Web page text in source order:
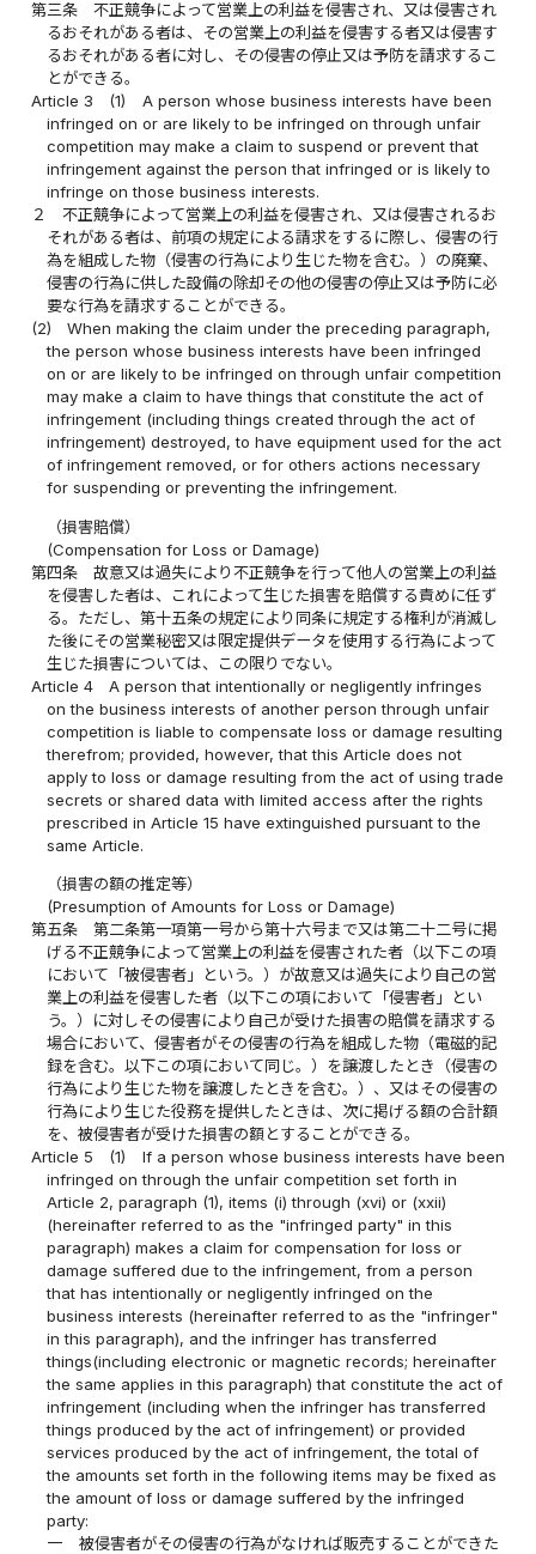
第三条
不正競争によって営業上の利益を侵害され、又は侵害され
るおそれがある者は、その営業上の利益を侵害する者又は侵害す
るおそれがある者に対し、その侵害の停止又は予防を請求するこ
とができる。
Article 3
(1)
A person whose business interests have been
infringed on or are likely to be infringed on through unfair
competition may make a claim to suspend or prevent that
infringement against the person that infringed or is likely to
infringe on those business interests.
２
不正競争によって営業上の利益を侵害され、又は侵害されるお
それがある者は、前項の規定による請求をするに際し、侵害の行
為を組成した物（侵害の行為により生じた物を含む。）の廃棄、
侵害の行為に供した設備の除却その他の侵害の停止又は予防に必
要な行為を請求することができる。
(2)
When making the claim under the preceding paragraph,
the person whose business interests have been infringed
on or are likely to be infringed on through unfair competition
may make a claim to have things that constitute the act of
infringement (including things created through the act of
infringement) destroyed, to have equipment used for the act
of infringement removed, or for others actions necessary
for suspending or preventing the infringement.
（損害賠償）
(Compensation for Loss or Damage)
第四条
故意又は過失により不正競争を行って他人の営業上の利益
を侵害した者は、これによって生じた損害を賠償する責めに任ず
る。ただし、第十五条の規定により同条に規定する権利が消滅し
た後にその営業秘密又は限定提供データを使用する行為によって
生じた損害については、この限りでない。
Article 4
A person that intentionally or negligently infringes
on the business interests of another person through unfair
competition is liable to compensate loss or damage resulting
therefrom; provided, however, that this Article does not
apply to loss or damage resulting from the act of using trade
secrets or shared data with limited access after the rights
prescribed in Article 15 have extinguished pursuant to the
same Article.
（損害の額の推定等）
(Presumption of Amounts for Loss or Damage)
第五条
第二条第一項第一号から第十六号まで又は第二十二号に掲
げる不正競争によって営業上の利益を侵害された者（以下この項
において「被侵害者」という。）が故意又は過失により自己の営
業上の利益を侵害した者（以下この項において「侵害者」とい
う。）に対しその侵害により自己が受けた損害の賠償を請求する
場合において、侵害者がその侵害の行為を組成した物（電磁的記
録を含む。以下この項において同じ。）を譲渡したとき（侵害の
行為により生じた物を譲渡したときを含む。）、又はその侵害の
行為により生じた役務を提供したときは、次に掲げる額の合計額
を、被侵害者が受けた損害の額とすることができる。
Article 5
(1)
If a person whose business interests have been
infringed on through the unfair competition set forth in
Article 2, paragraph (1), items (i) through (xvi) or (xxii)
(hereinafter referred to as the "infringed party" in this
paragraph) makes a claim for compensation for loss or
damage suffered due to the infringement, from a person
that has intentionally or negligently infringed on the
business interests (hereinafter referred to as the "infringer"
in this paragraph), and the infringer has transferred
things(including electronic or magnetic records; hereinafter
the same applies in this paragraph) that constitute the act of
infringement (including when the infringer has transferred
things produced by the act of infringement) or provided
services produced by the act of infringement, the total of
the amounts set forth in the following items may be fixed as
the amount of loss or damage suffered by the infringed
party:
一
被侵害者がその侵害の行為がなければ販売することができた